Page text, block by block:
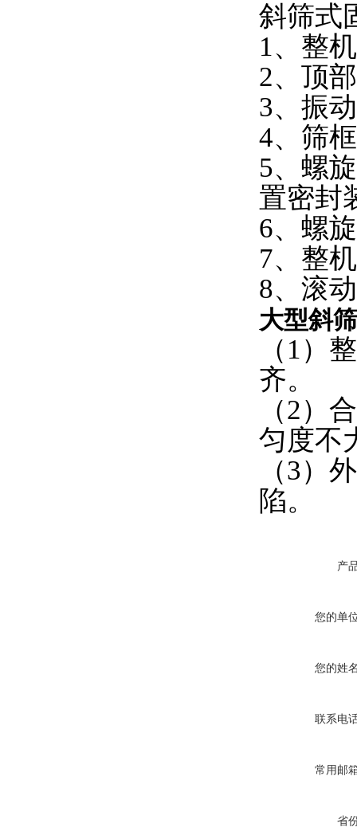
斜筛式
1、整
2、顶
3、振
4、筛
5、螺
置密封
6、螺
7、整
8、滚
大型斜
（1）
齐。
（2）
匀度不
（3）
陷。
产
您的单
您的姓
联系电
常用邮
省